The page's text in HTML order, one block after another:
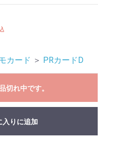
カード ＞ PRカードD
切れ中です。
入りに追加